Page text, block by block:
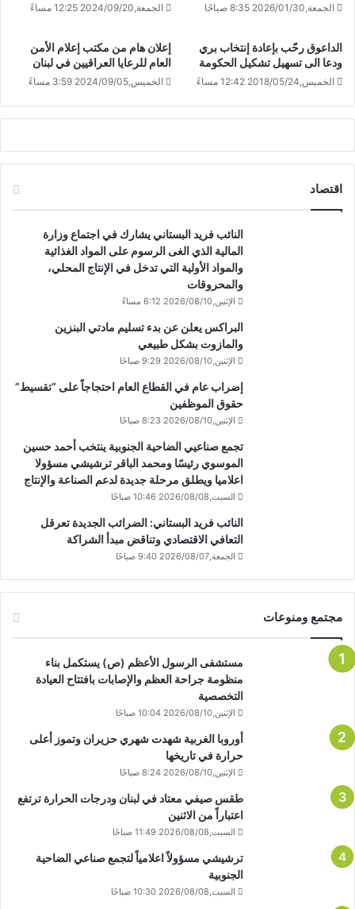
الجمعة,2026/01/30 8:35 صباحًا الجمعة,2024/09/20 12:25 مساءً
الداعوق رحّب بإعادة إنتخاب بري
ودعا ​الى تسهيل تشكيل ​الحكومة
الخميس,2018/05/24 12:42 مساءً
إعلان هام من مكتب إعلام الأمن
العام للرعايا العراقيين في لبنان
الخميس,2024/09/05 3:59 مساءً
اقتصاد
النائب فريد البستاني يشارك في اجتماع وزارة
المالية الذي الغى الرسوم على المواد الغذائية
والمواد الأولية التي تدخل في الإنتاج المحلي،
والمحروقات
الإثنين,2026/08/10 6:12 مساءً
البراكس يعلن عن بدء تسليم مادتي البنزين
والمازوت بشكل طبيعي
الإثنين,2026/08/10 9:29 صباحًا
إضراب عام في القطاع العام احتجاجاً على “تقسيط”
حقوق الموظفين
الإثنين,2026/08/10 8:23 صباحًا
تجمع صناعيي الضاحية الجنوبية ينتخب أحمد حسين
الموسوي رئيسًا ومحمد الباقر ترشيشي مسؤولا
اعلاميا ويطلق مرحلة جديدة لدعم الصناعة والإنتاج
السبت,2026/08/08 10:46 صباحًا
النائب فريد البستاني: الضرائب الجديدة تعرقل
التعافي الاقتصادي وتناقض مبدأ الشراكة
الجمعة,2026/08/07 9:40 صباحًا
مجتمع ومنوعات
مستشفى الرسول الأعظم (ص) يستكمل بناء
منظومة جراحة العظم والإصابات بافتتاح العيادة
التخصصية
الإثنين,2026/08/10 10:04 صباحًا
أوروبا الغربية شهدت شهري حزيران وتموز أعلى
حرارة في تاريخها
الإثنين,2026/08/10 8:24 صباحًا
طقس صيفي معتاد في لبنان ودرجات الحرارة ترتفع
اعتباراً من الاثنين
السبت,2026/08/08 11:49 صباحًا
ترشيشي مسؤولاً اعلامياً لتجمع صناعي الضاحية
الجنوبية
السبت,2026/08/08 10:30 صباحًا